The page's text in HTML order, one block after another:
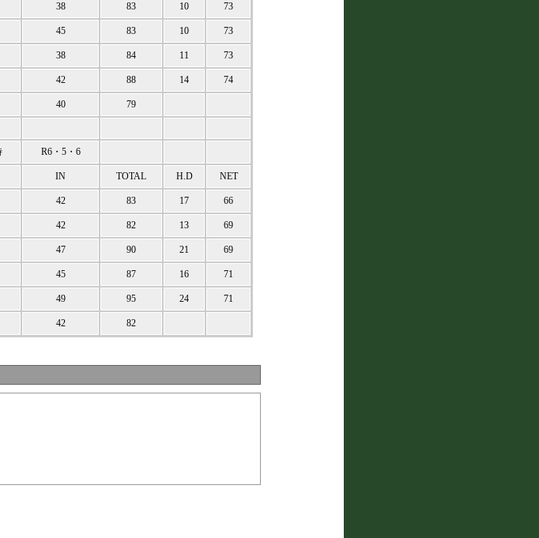
38 83 10 73
45 83 10 73
38 84 11 73
42 88 14 74
40 79
R6・5・6
IN TOTAL H.D NET
42 83 17 66
42 82 13 69
47 90 21 69
45 87 16 71
49 95 24 71
42 82